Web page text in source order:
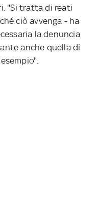
"Si tratta di reati
ciò avvenga - ha
la denuncia
anche quella di